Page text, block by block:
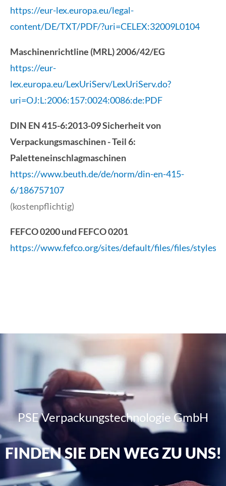
https://eur-lex.europa.eu/legal-
content/DE/TXT/PDF/?uri=CELEX:32009L0104
Maschinenrichtline (MRL) 2006/42/EG
https://eur-
lex.europa.eu/LexUriServ/LexUriServ.do?
uri=OJ:L:2006:157:0024:0086:de:PDF
DIN EN 415-6:2013-09 Sicherheit von
Verpackungsmaschinen - Teil 6:
Paletteneinschlagmaschinen
https://www.beuth.de/de/norm/din-en-415-
6/186757107
(kostenpflichtig)
FEFCO 0200 und FEFCO 0201
https://www.fefco.org/sites/default/files/files/styles/
PSE Verpackungstechnologie GmbH
FINDEN SIE DEN WEG ZU UNS!